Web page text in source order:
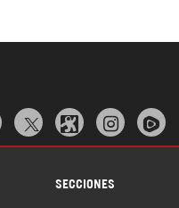
  
SECCIONES